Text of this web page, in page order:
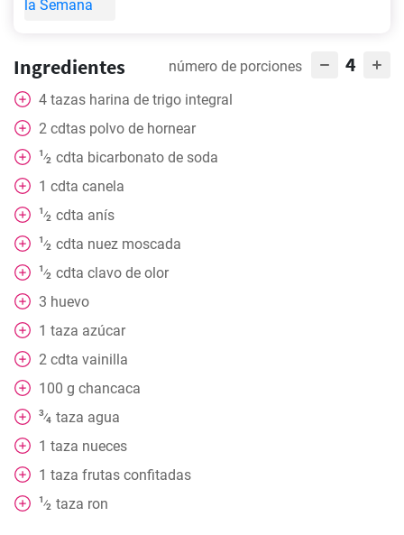
Ingredientes número de porciones 4
4 tazas harina de trigo integral
2 cdtas polvo de hornear
1⁄2 cdta bicarbonato de soda
1 cdta canela
1⁄2 cdta anís
1⁄2 cdta nuez moscada
1⁄2 cdta clavo de olor
3 huevo
1 taza azúcar
2 cdta vainilla
100 g chancaca
3⁄4 taza agua
1 taza nueces
1 taza frutas confitadas
1⁄2 taza ron